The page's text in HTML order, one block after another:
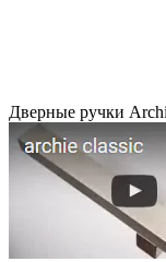
Дверные ручки